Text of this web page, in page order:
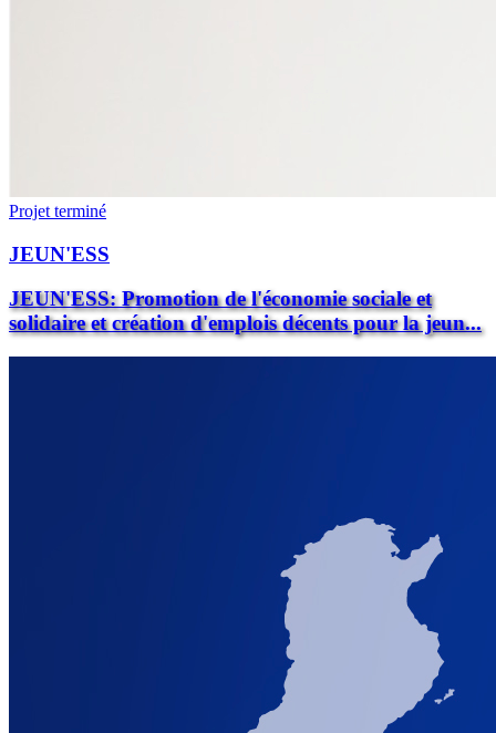
Projet terminé
JEUN'ESS
JEUN'ESS: Promotion de l'économie sociale et
solidaire et création d'emplois décents pour la jeun...